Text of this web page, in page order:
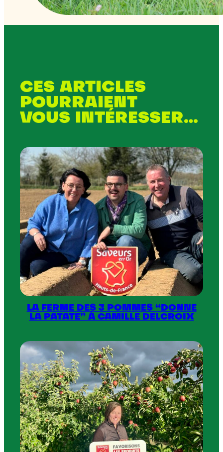
CES ARTICLES
POURRAIENT
VOUS INTÉRESSER…
LA FERME DES 3 POMMES “DONNE
LA PATATE” À CAMILLE DELCROIX
La
Ferme
des
3
Pommes
“donne
la
patate”
à
Camille
Delcroix